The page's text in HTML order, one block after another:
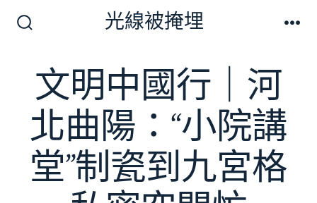
換
開
光線被掩埋
文明中國行｜河
北曲陽：“小院講
堂”制瓷到九宮格